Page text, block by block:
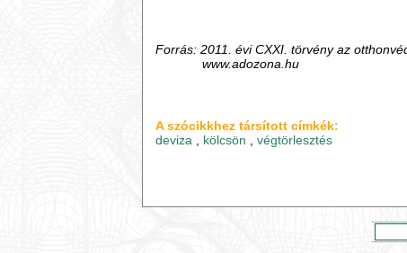
Forrás: 2011. évi CXXI. törvény az
www.adozona.hu
A szócikkhez társított címkék:
deviza
kölcsön ,végtörlesztés